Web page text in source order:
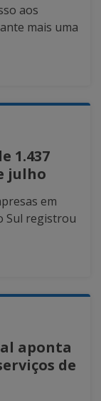
aos
mais uma
1.437
julho
em
Sul registrou
aponta
de